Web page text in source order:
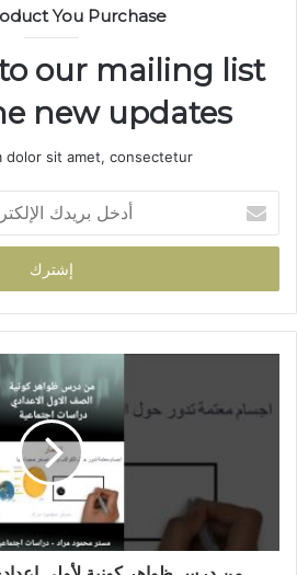
و
ب
You Purchase
our mailing list
new updates!
dolor sit amet, consectetur.
خ
ب
ر